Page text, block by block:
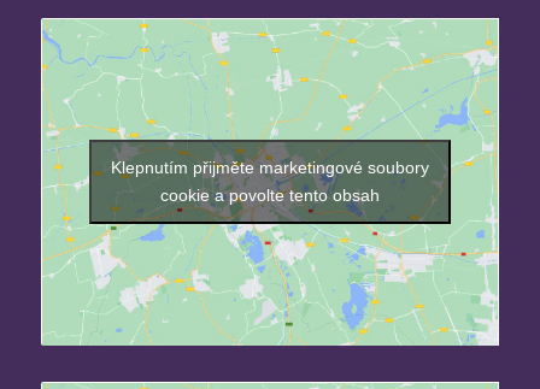
Klepnutím přijměte marketingové soubory
cookie a povolte tento obsah